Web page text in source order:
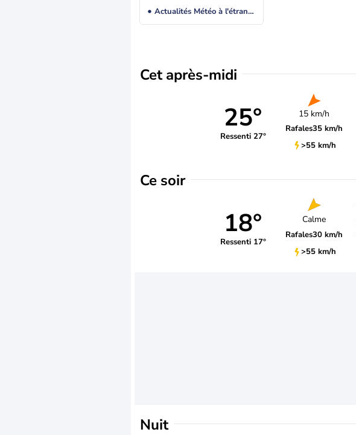
Actualités Météo à l'étranger
Cet après-midi
25°
Ressenti 27°
15 km/h
Rafales35 km/h
>55 km/h
Ce soir
18°
Ressenti 17°
Calme
Rafales30 km/h
>55 km/h
Nuit